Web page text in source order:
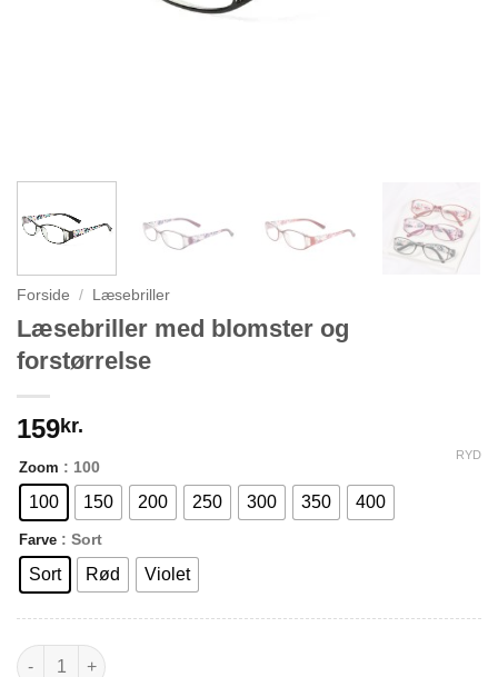
Forside / Læsebriller
Læsebriller med blomster og
forstørrelse
159kr.
Zoom : 100
100 150 200 250 300 350 400
Farve : Sort
Sort Rød Violet
RYD
Læsebriller med blomster og forstørrelse antal